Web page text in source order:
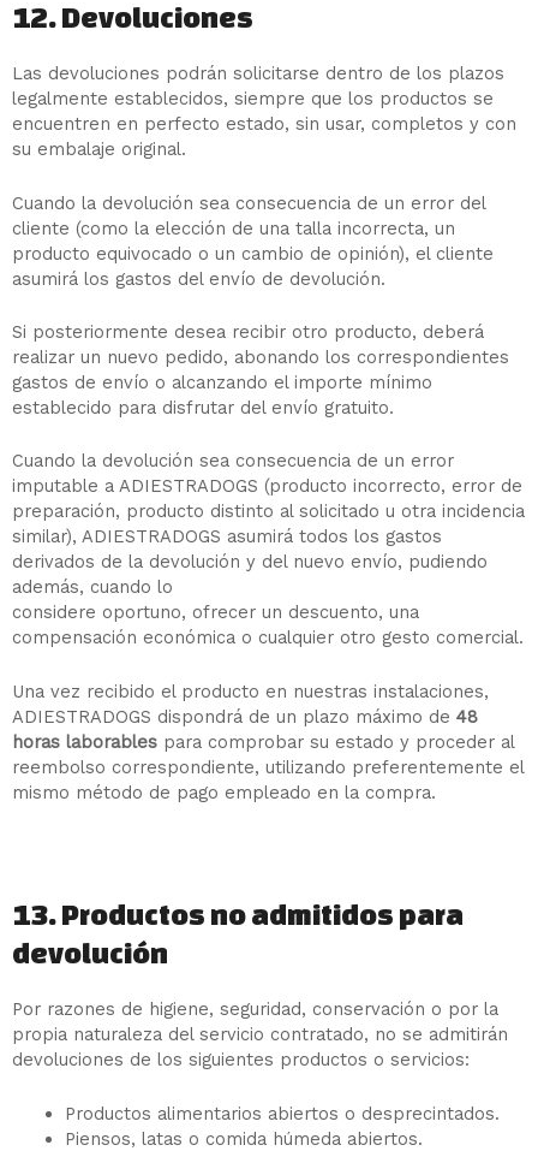
12. Devoluciones
Las devoluciones podrán solicitarse dentro de los plazos
legalmente establecidos, siempre que los productos se
encuentren en perfecto estado, sin usar, completos y con
su embalaje original.
Cuando la devolución sea consecuencia de un error del
cliente (como la elección de una talla incorrecta, un
producto equivocado o un cambio de opinión), el cliente
asumirá los gastos del envío de devolución.
Si posteriormente desea recibir otro producto, deberá
realizar un nuevo pedido, abonando los correspondientes
gastos de envío o alcanzando el importe mínimo
establecido para disfrutar del envío gratuito.
Cuando la devolución sea consecuencia de un error
imputable a ADIESTRADOGS (producto incorrecto, error de
preparación, producto distinto al solicitado u otra incidencia
similar), ADIESTRADOGS asumirá todos los gastos
derivados de la devolución y del nuevo envío, pudiendo
además, cuando lo
considere oportuno, ofrecer un descuento, una
compensación económica o cualquier otro gesto comercial.
Una vez recibido el producto en nuestras instalaciones,
ADIESTRADOGS dispondrá de un plazo máximo de 48
horas laborables para comprobar su estado y proceder al
reembolso correspondiente, utilizando preferentemente el
mismo método de pago empleado en la compra.
13. Productos no admitidos para
devolución
Por razones de higiene, seguridad, conservación o por la
propia naturaleza del servicio contratado, no se admitirán
devoluciones de los siguientes productos o servicios:
Productos alimentarios abiertos o desprecintados.
Piensos, latas o comida húmeda abiertos.